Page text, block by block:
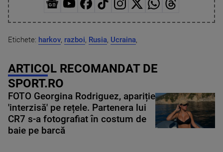
Etichete: harkov, razboi, Rusia, Ucraina,
ARTICOL RECOMANDAT DE
SPORT.RO
FOTO Georgina Rodriguez, apariție
'interzisă' pe rețele. Partenera lui
CR7 s-a fotografiat în costum de
baie pe barcă